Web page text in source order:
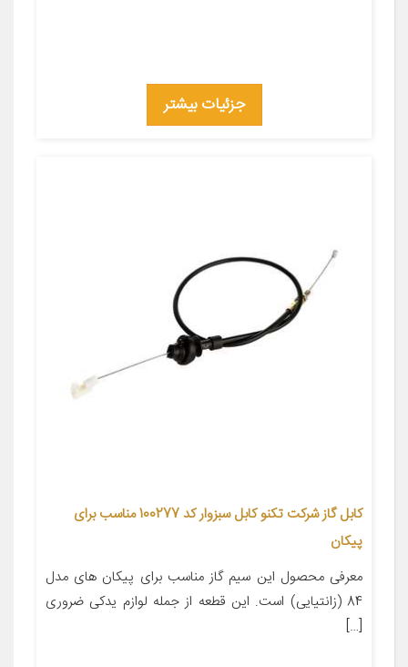
جزئیات بیشتر
کابل گاز شرکت تکنو کابل سبزوار کد 100277 مناسب برای
پیکان
معرفی محصول این سیم گاز مناسب برای پیکان های مدل
84 (زانتیایی) است. این قطعه از جمله لوازم یدکی ضروری
[…]